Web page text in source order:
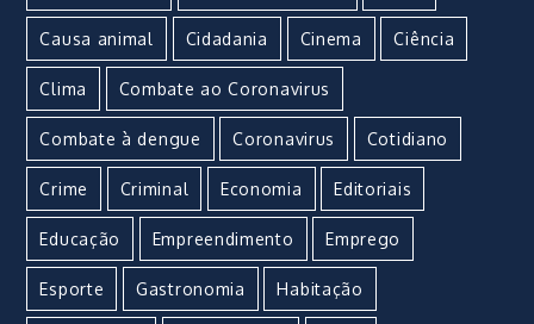
Causa animal Cidadania Cinema Ciência
Clima Combate ao Coronavirus
Combate à dengue Coronavirus Cotidiano
Crime Criminal Economia Editoriais
Educação Empreendimento Emprego
Esporte Gastronomia Habitação